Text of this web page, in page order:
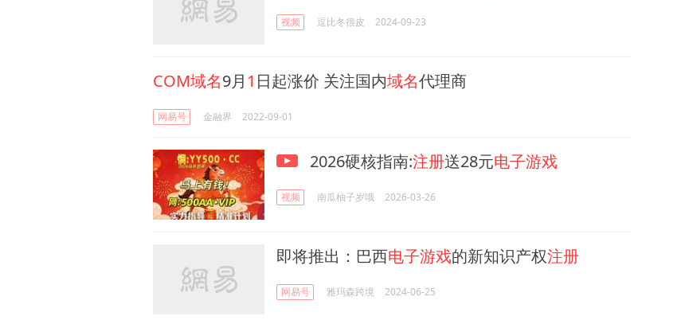
视频 逗比冬很皮 2024-09-23
COM域名9月 1 日起涨价 关注国内域名代理商
网易号 金融界 2022-09-01
2026硬核指南:注册送28元电子游戏
视频 南瓜柚子岁哦 2026-03-26
即将推出：巴西电子游戏的新知识产权注册
网易号 雅玛森跨境 2024-06-25